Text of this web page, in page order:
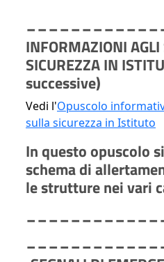
INFORMAZIONI
SICUREZZA IN
successive)
Vedi l'Opuscolo
sulla sicurezza in Istituto
In questo opuscolo
schema di
le strutture nei vari